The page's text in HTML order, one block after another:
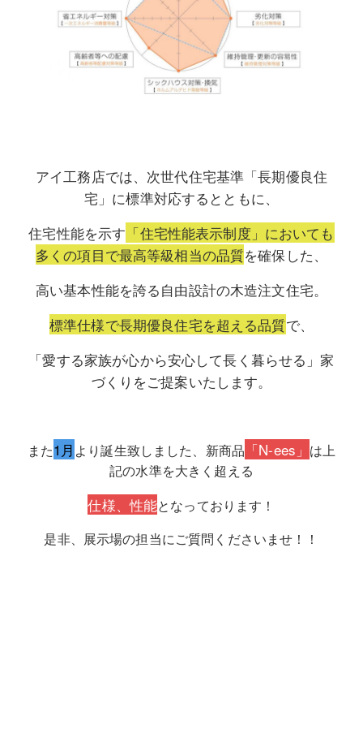
アイ工務店では、次世代住宅基準「長期優良住
宅」に標準対応するとともに、
住宅性能を示す 「住宅性能表示制度」においても
多くの項目で最高等級相当の品質を確保した、
高い基本性能を誇る自由設計の木造注文住宅。
標準仕様で長期優良住宅を超える品質で、
「愛する家族が心から安心して長く暮らせる」家
づくりをご提案いたします。
また1月 より誕生致しました、新商品 「N-ees」 は上
記の水準を大きく超える
仕様、性能となっております！
是非、展示場の担当にご質問くださいませ！！